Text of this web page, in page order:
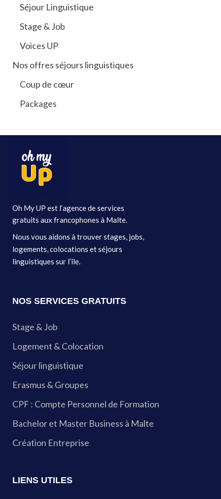
Séjour Linguistique
Stage & Job
Voices UP
Nos offres séjours linguistiques
Coup de cœur
Packages
Oh My UP est l’agence de services
gratuits aux francophones à Malte.
Nous vous aidons à trouver stages, jobs,
logements, colocations et séjours
linguistiques sur l’île.
NOS SERVICES GRATUITS
Stage & Job
Logement & Colocation
Séjour linguistique
Erasmus & Groupes
CPF : Compte Personnel de Formation
Bachelor et Master Business à Malte
Création Entreprise
LIENS UTILES